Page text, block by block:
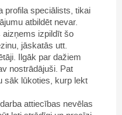
profila speciālists, tikai
atbildēt nevar.
izpildīt šo
jāskatās utt.
Ilgāk par dažiem
nostrādājuši. Pat
sāk lūkoties, kurp lekt
attiecības nevēlas